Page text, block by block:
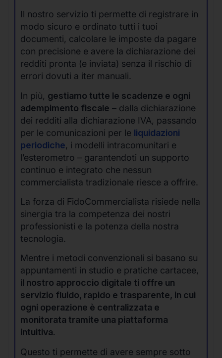
Il nostro servizio ti permette di registrare in
modo sicuro e ordinato tutti i tuoi
documenti, calcolare le imposte da pagare
con precisione e avere la dichiarazione dei
redditi pronta (e inviata) senza il rischio di
errori dovuti a iter manuali.
In più, gestiamo tutte le scadenze e ogni
adempimento fiscale – dalla dichiarazione
dei redditi alla dichiarazione IVA, passando
per le comunicazioni per le liquidazioni
periodiche, i modelli intracomunitari e
l’esterometro – garantendoti un supporto
continuo e integrato che nessun
commercialista tradizionale riesce a offrire.
La forza di FidoCommercialista risiede nella
sinergia tra la competenza dei nostri
professionisti e la potenza della nostra
tecnologia.
Mentre i metodi convenzionali si basano su
appuntamenti in studio e pratiche cartacee,
il nostro approccio digitale ti offre un
servizio fluido, rapido e trasparente, in cui
ogni operazione è centralizzata e
monitorata tramite una piattaforma
intuitiva.
Questo ti permette di avere sempre sotto